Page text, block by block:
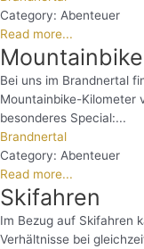
Category: Abenteuer
Read more...
Bei uns im Brandnertal
Mountainbike-Kilometer
besonderes Special:...
Brandnertal
Category: Abenteuer
Read more...
Skifahren
Im Bezug auf Skifahren
Verhältnisse bei